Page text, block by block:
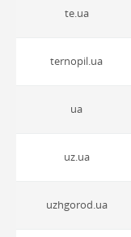
te.ua
ternopil.ua
ua
uz.ua
uzhgorod.ua